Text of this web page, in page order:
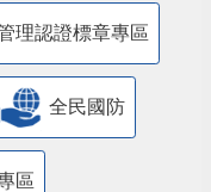
理認證標章專區
全民國防
區